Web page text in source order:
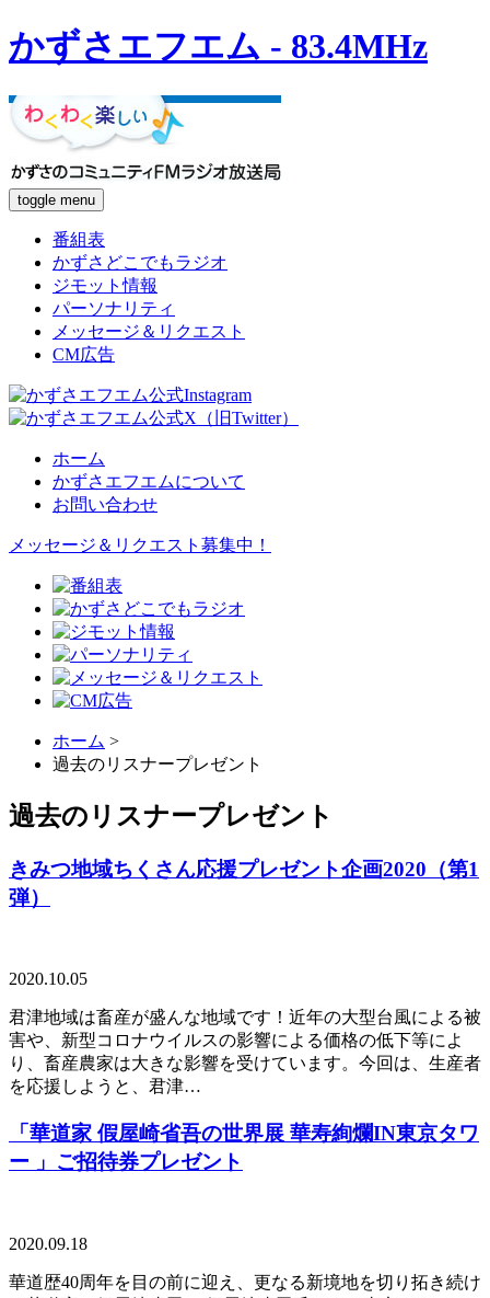
かずさエフエム - 83.4MHz
toggle menu
番組表
かずさどこでもラジオ
ジモット情報
パーソナリティ
メッセージ＆リクエスト
CM広告
ホーム
かずさエフエムについて
お問い合わせ
メッセージ＆リクエスト募集中！
ホーム >
過去のリスナープレゼント
過去のリスナープレゼント
きみつ地域ちくさん応援プレゼント企画2020（第1
弾）
2020.10.05
君津地域は畜産が盛んな地域です！近年の大型台風による被
害や、新型コロナウイルスの影響による価格の低下等によ
り、畜産農家は大きな影響を受けています。今回は、生産者
を応援しようと、君津…
「華道家 假屋崎省吾の世界展 華寿絢爛IN東京タワ
ー 」ご招待券プレゼント
2020.09.18
華道歴40周年を目の前に迎え、更なる新境地を切り拓き続け